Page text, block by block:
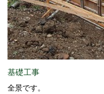
基礎工事
全景です。